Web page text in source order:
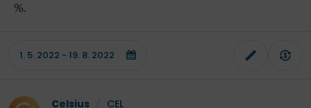
%.
Celsius CEL